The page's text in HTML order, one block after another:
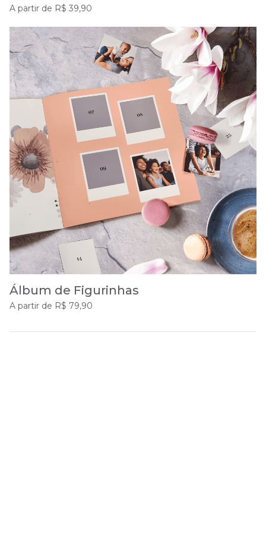
A partir de R$ 39,90
Álbum de Figurinhas
A partir de R$ 79,90